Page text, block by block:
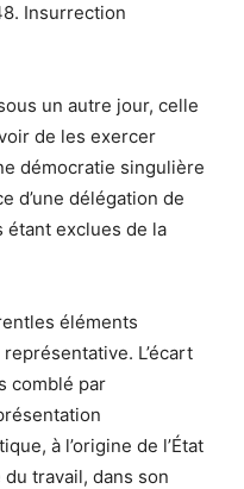
Insurrection
un autre jour, celle
de les exercer
démocratie singulière
d’une délégation de
étant exclues de la
éléments
L’écart
comblé par
à l’origine de l’État
travail, dans son